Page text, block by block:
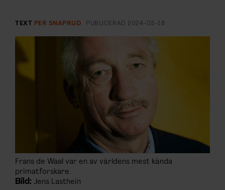
KONTAKTA F&F
SKRIV I F&F
PRENUMERERA PÅ F&F
ANNONSERA I F&F
OM F&F
TEXT PER SNAPRUD PUBLICERAD 2024-03-18
Frans de Waal var en av världens mest kända
primatforskare.
Bild: Jens Lasthein